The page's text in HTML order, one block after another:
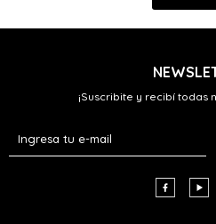
¡Suscribite y recibí todas
 